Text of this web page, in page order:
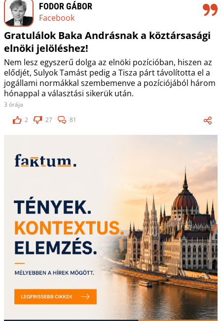
FODOR GÁBOR
Facebook
Gratulálok Baka Andrásnak a köztársasági
elnöki jelöléshez!
Nem lesz egyszerű dolga az elnöki pozícióban, hiszen az
elődjét, Sulyok Tamást pedig a Tisza párt távolította el a
jogállami normákkal szembemenve a pozíciójából három
hónappal a választási sikerük után.
3 órája
2
27 81